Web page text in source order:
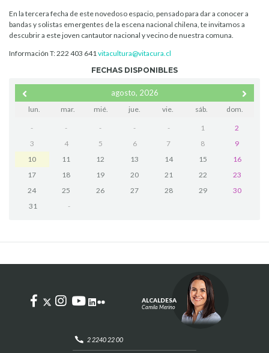
En la tercera fecha de este novedoso espacio, pensado para dar a conocer a
bandas y solistas emergentes de la escena nacional chilena, te invitamos a
descubrir a este joven cantautor nacional y vecino de nuestra comuna.
Información T: 222 403 641vitacultura@vitacura.cl
FECHAS DISPONIBLES
agosto, 2026
lun. mar. mié. jue. vie. sáb. dom.
- - - - - 1
2
3
4 5 6 7 8
9
10
11 12 13 14 15
16
17
18 19 20 21 22
23
24
25 26 27 28 29
30
31
-
2 2240 22 00
ALCALDESA
Camila Merino